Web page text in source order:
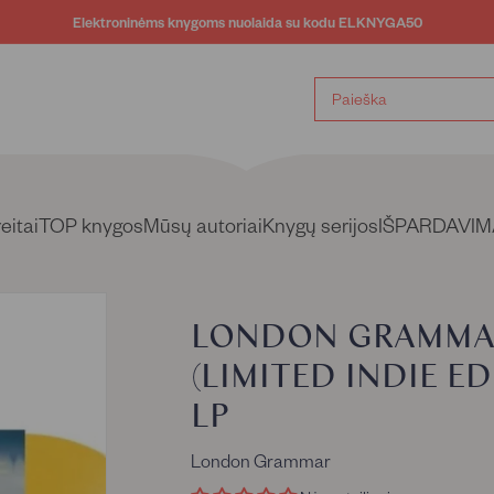
Sustabdyti
demonstravimą
Elektroninėms knygoms nuolaida su kodu ELKNYGA50
TOP knygosMūsų autoriaiKnygų serijos
LONDON
(LIMITED INDIE
LP
London Grammar